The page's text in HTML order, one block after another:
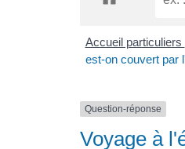
Accueil particuliers
est-on couvert par
Question-réponse
Voyage à